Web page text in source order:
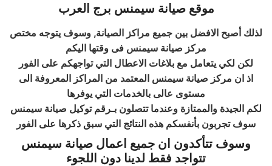
موقع صيانة سيمنس برج العرب
لذلك أصبح الافضل بين جميع مراكز الصيانة, وسوف يتوجه مختص
مركز صيانة سيمنس فى وقتها اليكم
لكن لكي يتعامل مع بلاغات الاعطال التي تواجهكم على الفور
اذ ان مركز صيانة سيمنس المعتمد من المراكز المعروفة الى
مستوى عالى بالخدمات التي يوفرها
لكم الجيدة والممتازة وعندما تتصلون بـرقم توكيل صيانة سيمنس
سوف تجربون بأنفسكم هذه النتائج التي سبق ذكرها على الفور
وسوف تتأكدون ان جميع اعمال صيانة سيمنس
تتواجد فقط لدينا دون اللجوء